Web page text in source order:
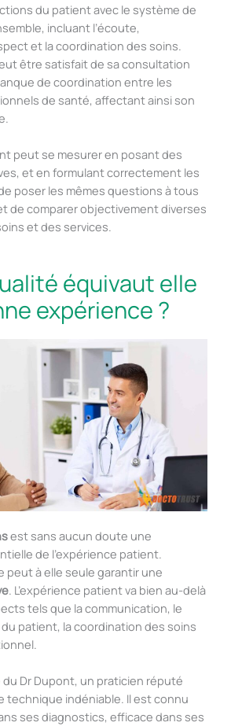
du patient avec le système de
incluant l’écoute,
et la coordination des soins.
être satisfait de sa consultation
de coordination entre les
de santé, affectant ainsi son
peut se mesurer en posant des
et en formulant correctement les
poser les mêmes questions à tous
de comparer objectivement diverses
et des services.
équivaut elle
expérience ?
est sans aucun doute une
de l’expérience patient.
peut à elle seule garantir une
. L’expérience patient va bien au-delà
tels que la communication, le
patient, la coordination des soins
du Dr Dupont, un praticien réputé
technique indéniable. Il est connu
ses diagnostics, efficace dans ses